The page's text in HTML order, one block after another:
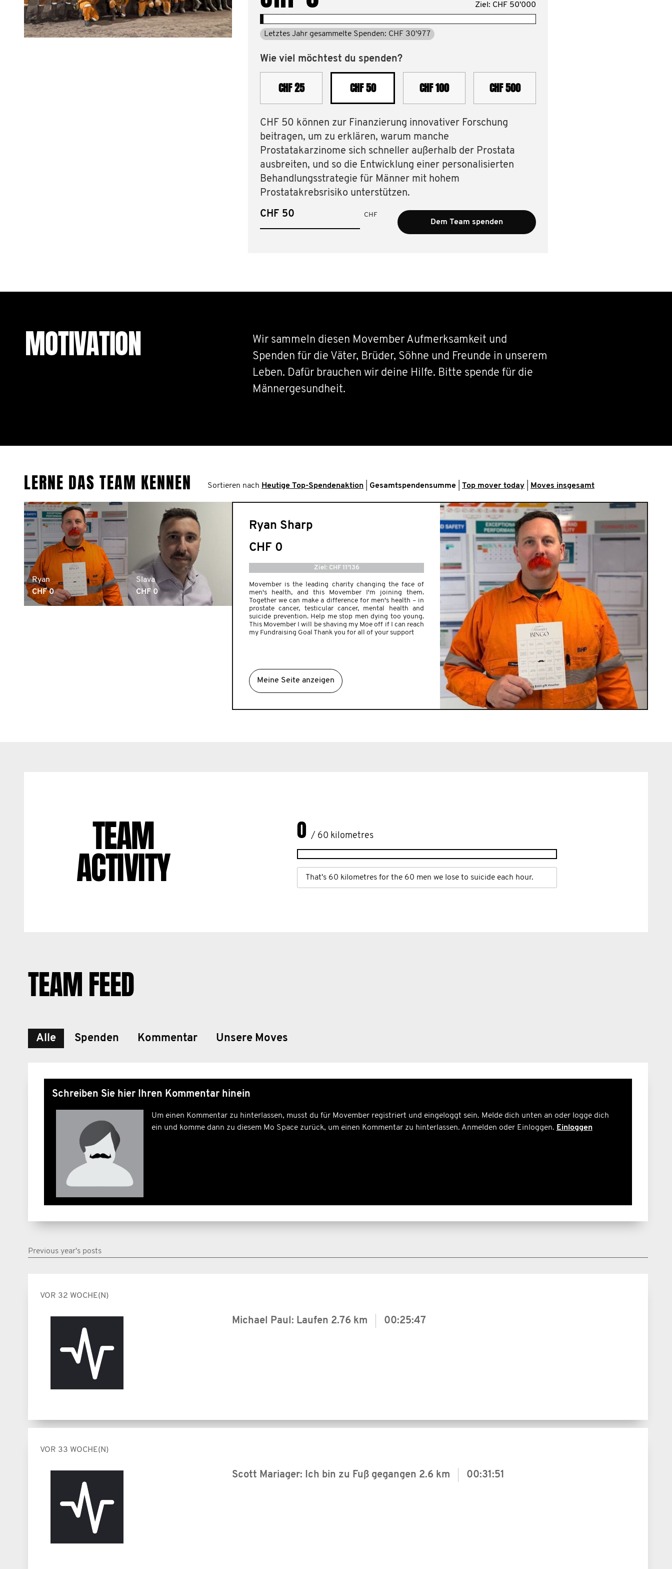
Ziel: CHF 50'000
Letztes Jahr gesammelte Spenden: CHF 30'977
Wie viel möchtest du spenden?
CHF 25 CHF 50 CHF 100 CHF 500
CHF‎ 50 können zur Finanzierung innovativer Forschung
beitragen, um zu erklären, warum manche
Prostatakarzinome sich schneller außerhalb der Prostata
ausbreiten, und so die Entwicklung einer personalisierten
Behandlungsstrategie für Männer mit hohem
Prostatakrebsrisiko unterstützen.
CHF CHF
Dem Team spenden
MOTIVATION
Wir sammeln diesen Movember Aufmerksamkeit und
Spenden für die Väter, Brüder, Söhne und Freunde in unserem
Leben. Dafür brauchen wir deine Hilfe. Bitte spende für die
Männergesundheit.
LERNE DAS TEAM KENNEN Sortieren nach Heutige Top-Spendenaktion Gesamtspendensumme Top mover today Moves insgesamt
Ryan Sharp
CHF 0
Ziel: CHF 11'136
Movember is the leading charity changing the face of
men's health, and this Movember I'm joining them.
Together we can make a difference for men's health – in
prostate cancer, testicular cancer, mental health and
suicide prevention. Help me stop men dying too young.
This Movember I will be shaving my Moe off if I can reach
my Fundraising Goal Thank you for all of your support
Meine Seite anzeigen
Ryan
CHF 0
Slava
CHF 0
TEAM
ACTIVITY
0 / 60 kilometres
That's 60 kilometres for the 60 men we lose to suicide each hour.
TEAM FEED
Alle Spenden Kommentar Unsere Moves
Schreiben Sie hier Ihren Kommentar hinein
Um einen Kommentar zu hinterlassen, musst du für Movember registriert und eingeloggt sein. Melde dich unten an oder logge dich
ein und komme dann zu diesem Mo Space zurück, um einen Kommentar zu hinterlassen. Anmelden oder Einloggen. Einloggen
Previous year's posts
VOR 32 WOCHE(N)
Michael Paul: Laufen 2.76 km 00:25:47
VOR 33 WOCHE(N)
Scott Mariager: Ich bin zu Fuß gegangen 2.6 km 00:31:51